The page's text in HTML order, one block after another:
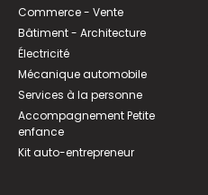
Commerce - Vente
Bâtiment - Architecture
Électricité
Mécanique automobile
Services à la personne
Accompagnement Petite
enfance
Kit auto-entrepreneur